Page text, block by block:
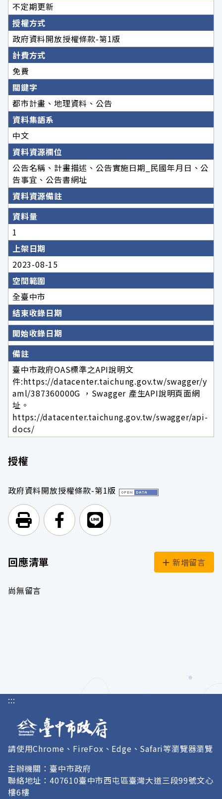
不定期更新
授權方式
政府資料開放授權條款-第1版
計費方式
免費
關鍵字
都市計畫、地理資料、公告
資料集語系
中文
資料資源欄位
公告名稱、計畫描述、公告實施日期_民國年月日、公
告事宜、公告書網址
資料資源備註
資料量
1
上架日期
2023-08-15
空間範圍
全臺中市
結束收錄日期
開始收錄日期
備註
臺中市政府OAS標準之API說明文
件:https://datacenter.taichung.gov.tw/swagger/y
aml/387360000G ，Swagger 產生API說明頁面網
址。
https://datacenter.taichung.gov.tw/swagger/api-
docs/
授權
政府資料開放授權條款-第1版
列印頁面前往Facebook
前往Line
回應清單 新增留言
尚無留言
:::
請使用Chrome、FireFox、Edge、Safari等瀏覽器瀏覽
主辦機關：臺中市政府
聯絡地址：407610臺中市西屯區臺灣大道三段99號文心
樓6樓